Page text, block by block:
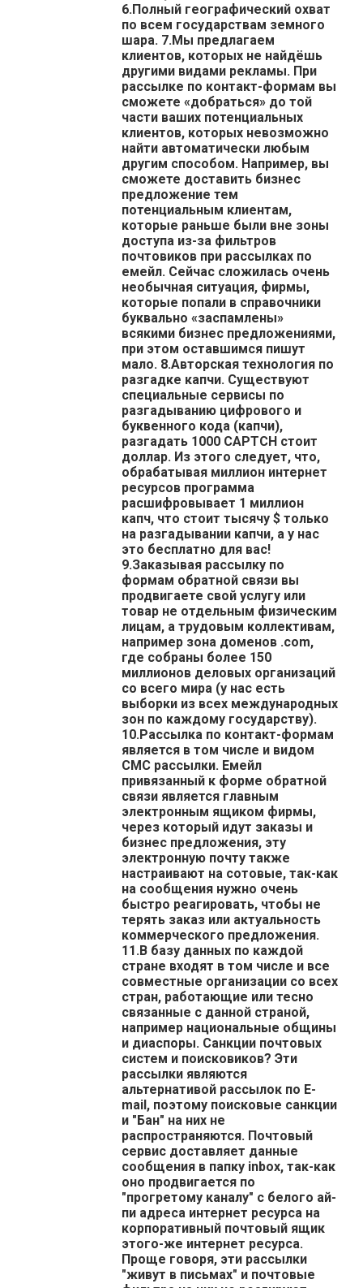
6.Полный географический охват
по всем государствам земного
шара. 7.Мы предлагаем
клиентов, которых не найдёшь
другими видами рекламы. При
рассылке по контакт-формам вы
сможете «добраться» до той
части ваших потенциальных
клиентов, которых невозможно
найти автоматически любым
другим способом. Например, вы
сможете доставить бизнес
предложение тем
потенциальным клиентам,
которые раньше были вне зоны
доступа из-за фильтров
почтовиков при рассылках по
емейл. Сейчас сложилась очень
необычная ситуация, фирмы,
которые попали в справочники
буквально «заспамлены»
всякими бизнес предложениями,
при этом оставшимся пишут
мало. 8.Авторская технология по
разгадке капчи. Существуют
специальные сервисы по
разгадыванию цифрового и
буквенного кода (капчи),
разгадать 1000 CAPTCH стоит
доллар. Из этого следует, что,
обрабатывая миллион интернет
ресурсов программа
расшифровывает 1 миллион
капч, что стоит тысячу $ только
на разгадывании капчи, а у нас
это бесплатно для вас!
9.Заказывая рассылку по
формам обратной связи вы
продвигаете свой услугу или
товар не отдельным физическим
лицам, а трудовым коллективам,
например зона доменов .com,
где собраны более 150
миллионов деловых организаций
со всего мира (у нас есть
выборки из всех международных
зон по каждому государству).
10.Рассылка по контакт-формам
является в том числе и видом
СМС рассылки. Емейл
привязанный к форме обратной
связи является главным
электронным ящиком фирмы,
через который идут заказы и
бизнес предложения, эту
электронную почту также
настраивают на сотовые, так-как
на сообщения нужно очень
быстро реагировать, чтобы не
терять заказ или актуальность
коммерческого предложения.
11.В базу данных по каждой
стране входят в том числе и все
совместные организации со всех
стран, работающие или тесно
связанные с данной страной,
например национальные общины
и диаспоры. Санкции почтовых
систем и поисковиков? Эти
рассылки являются
альтернативой рассылок по E-
mail, поэтому поисковые санкции
и "Бан" на них не
распространяются. Почтовый
сервис доставляет данные
сообщения в папку inbox, так-как
оно продвигается по
"прогретому каналу" с белого ай-
пи адреса интернет ресурса на
корпоративный почтовый ящик
этого-же интернет ресурса.
Проще говоря, эти рассылки
"живут в письмах" и почтовые